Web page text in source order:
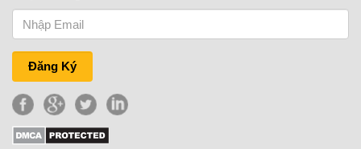
Đăng Ký